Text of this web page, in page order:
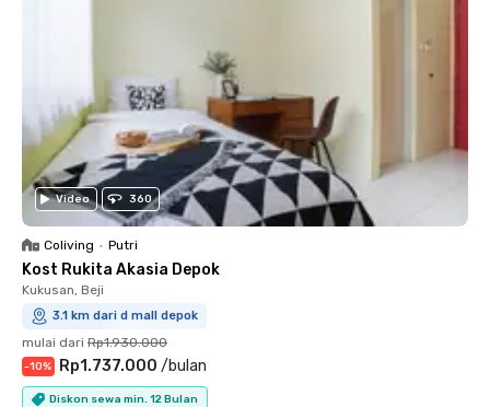
Video 360
Coliving • Putri
Kost Rukita Akasia Depok
Kukusan, Beji
3.1 km dari d mall depok
mulai dari Rp1.930.000
-10% Rp1.737.000 /bulan
Diskon sewa min. 12 Bulan